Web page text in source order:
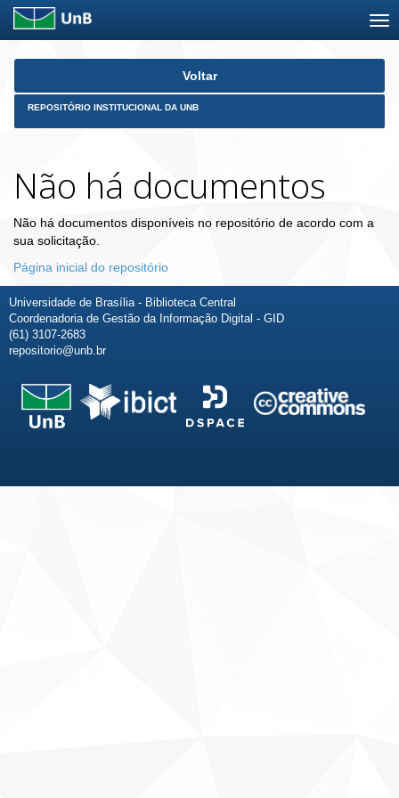
Skip
Voltar
REPOSITÓRIO INSTITUCIONAL DA UNB
Não há documentos
Não há documentos disponíveis no repositório de acordo com a
sua solicitação.
Página inicial do repositório
Universidade de Brasília - Biblioteca Central
Coordenadoria de Gestão da Informação Digital - GID
(61) 3107-2683
repositorio@unb.br